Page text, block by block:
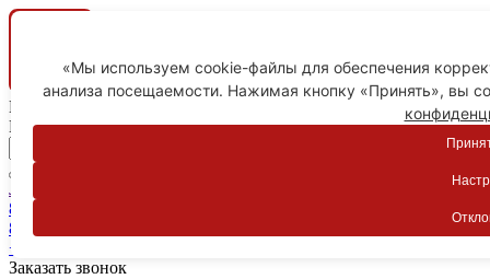
Ваш город
Пятигорск
Личный кабинет
8-800-775-59-89
8-800-775-59-89
+7 918 754-83-77
Заказать звонок
«Мы используем cookie-файлы для обеспечения
анализа посещаемости. Нажимая кнопку «Принять», вы